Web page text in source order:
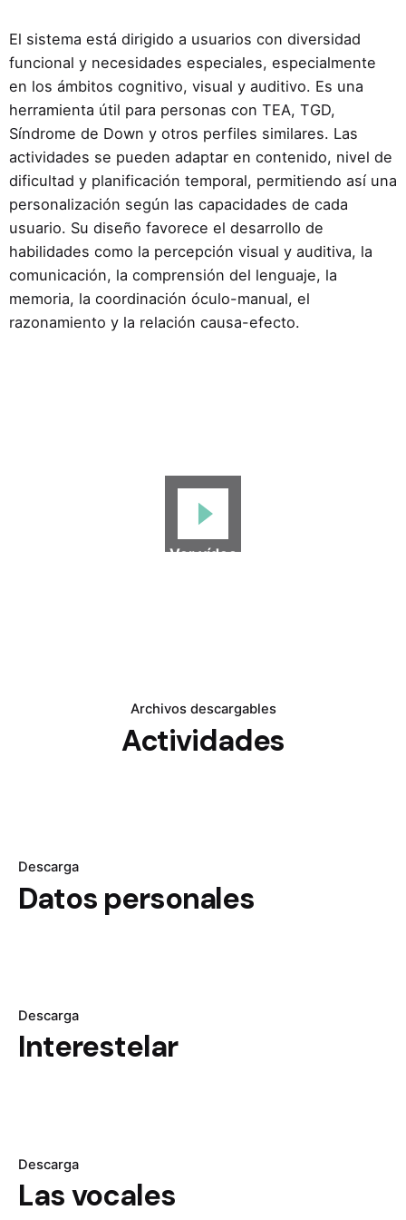
ordenación de frases) o bien seleccionar uno de
ellos.
(Memory-Match). Crea actividades para trabajar
la memoria, pudiendo usar imágenes y textos.
El sistema está dirigido a usuarios con diversidad
funcional y necesidades especiales, especialmente
en los ámbitos cognitivo, visual y auditivo. Es una
herramienta útil para personas con TEA, TGD,
Síndrome de Down y otros perfiles similares. Las
actividades se pueden adaptar en contenido, nivel de
dificultad y planificación temporal, permitiendo así una
personalización según las capacidades de cada
usuario. Su diseño favorece el desarrollo de
habilidades como la percepción visual y auditiva, la
comunicación, la comprensión del lenguaje, la
memoria, la coordinación óculo-manual, el
razonamiento y la relación causa-efecto.
Ver vídeo
Archivos descargables
Actividades
Descarga
Datos personales
Descarga
Interestelar
Descarga
Las vocales